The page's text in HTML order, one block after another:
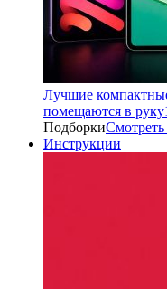
Лучшие
помещаются в руку
Подборки
Инструкции